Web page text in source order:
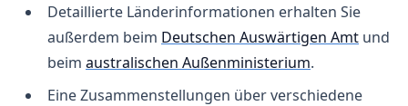
Detaillierte Länderinformationen erhalten Sie
außerdem beim Deutschen Auswärtigen Amt und
beim australischen Außenministerium.
Eine Zusammenstellungen über verschiedene